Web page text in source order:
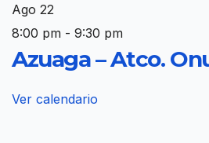
Ago 22
8:00 pm - 9:30 pm
Azuaga – Atco.
Ver calendario